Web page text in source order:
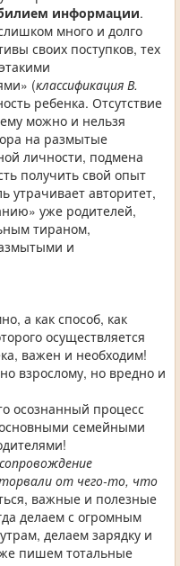
информации.
много и долго
своих поступков, тех
(классификация В.
ребенка. Отсутствие
можно и нельзя
на размытые
личности, подмена
получить свой опыт
утрачивает авторитет,
уже родителей,
тираном,
и
а как способ, как
осуществляется
важен и необходим!
взрослому, но вредно и
осознанный процесс
основными семейными
от чего-то, что
важные и полезные
делаем с огромным
делаем зарядку и
пишем тотальные